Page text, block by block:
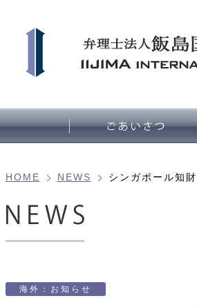
HOME NEWS シンガポール知
海外：お知らせ